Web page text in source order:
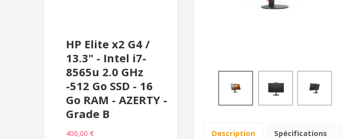
HP Elite x2 G4 /
13.3" - Intel i7-
8565u 2.0 GHz
-512 Go SSD - 16
Go RAM - AZERTY -
Grade B
400,00 € Description Spécifications